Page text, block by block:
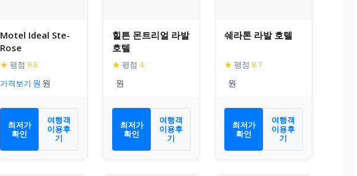
Motel Ideal Ste-
Rose
★ 평점 9.6
가격보기
최저가
확인
여행객
이용후
기
힐튼 몬트리얼 라발
호텔
★ 평점 4
최저가
확인
여행객
이용후
기
쉐라톤 라발 호텔
★ 평점 8.7
최저가
확인
여행객
이용후
기